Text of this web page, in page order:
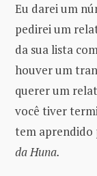
Eu darei um
pedirei um
da sua lista
houver um
querer um
você tiver
tem aprendido
da Huna.